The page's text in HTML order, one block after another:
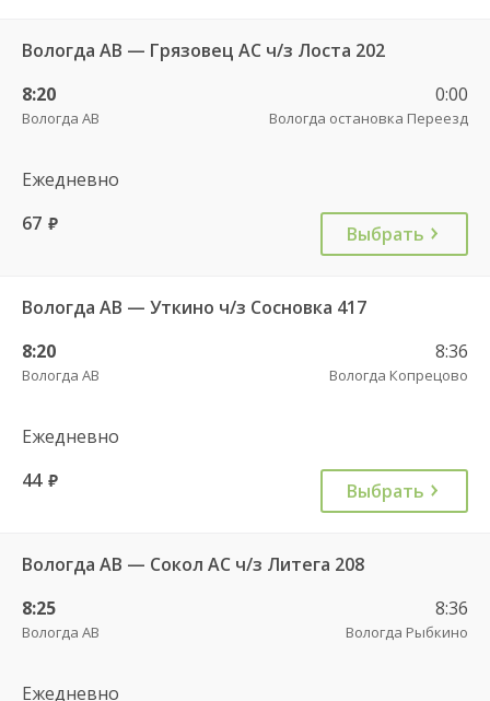
Вологда АВ — Грязовец АС ч/з Лоста 202
8:20
Вологда АВ
0:00
Вологда остановка Переезд
Ежедневно
67 руб. Выбрать
Вологда АВ — Уткино ч/з Сосновка 417
8:20
Вологда АВ
8:36
Вологда Копрецово
Ежедневно
44 руб. Выбрать
Вологда АВ — Сокол АС ч/з Литега 208
8:25
Вологда АВ
8:36
Вологда Рыбкино
Ежедневно